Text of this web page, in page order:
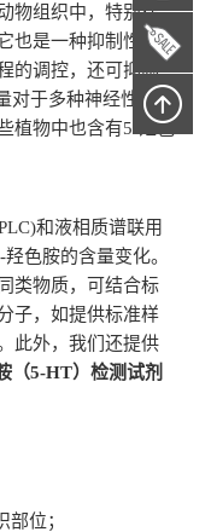
物组织中，特别在
也是一种抑制性神
的调控，还可抑制
对于多种神经性疾病
植物中也含有5-羟色
和液相质谱联用
色胺的含量变化。
类物质，可结合标
子，如提供标准样
此外，我们还提供
（5-HT）检测试剂
位；